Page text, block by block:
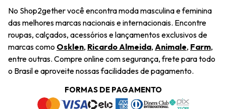
Saiu na Mídia
Sustentabilidade
Navegando
Termos e Condições
Regulamento e Promoções
Wishlist
Troca Fácil
Restituição de Pagamento
Dúvidas Frequentes
Termos e Condições
No Shop2gether você encontra moda masculina e feminina
das melhores marcas nacionais e internacionais. Encontre
roupas, calçados, acessórios e lançamentos exclusivos de
marcas como Osklen, Ricardo Almeida, Animale, Farm,
entre outras. Compre online com segurança, frete para todo
o Brasil e aproveite nossas facilidades de pagamento.
FORMAS DE PAGAMENTO